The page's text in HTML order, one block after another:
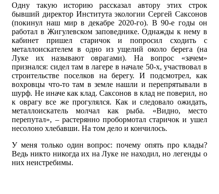
Одну такую историю рассказал автору этих строк
бывший директор Института экологии Сергей Саксонов
(покинул наш мир в декабре 2020-го). В 90-е годы он
работал в Жигулевском заповеднике. Однажды к нему в
кабинет пришел старичок и попросил сходить с
металлоискателем в одно из ущелий около берега (на
Луке их называют оврагами). На вопрос «зачем»
признался: сидел там в лагере в начале 50-х, участвовал в
строительстве поселков на берегу. И подсмотрел, как
вохровцы что-то там в земле нашли и перепрятывали в
шурф. Не иначе как клад. Саксонов в клад не поверил, но
к оврагу все же прогулялся. Как и следовало ожидать,
металлоискатель молчал как рыба. «Видно, место
перепутал», – растерянно пробормотал старичок и ушел
несолоно хлебавши. На том дело и кончилось.
У меня только один вопрос: почему опять про клады?
Ведь никто никогда их на Луке не находил, но легенды о
них неистребимы.